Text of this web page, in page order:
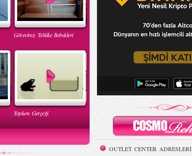
Görevimiz Tehlike Bebekleri
Toplum Gerçeği
OUTLET CENTER ADRESLERİ